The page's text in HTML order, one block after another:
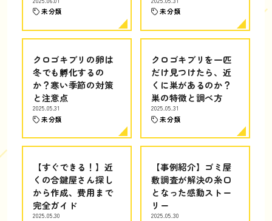
未分類 未分類
クロゴキブリの卵は
冬でも孵化するの
か？寒い季節の対策
と注意点
2025.05.31
未分類
クロゴキブリを一匹
だけ見つけたら、近
くに巣があるのか？
巣の特徴と調べ方
2025.05.31
未分類
【すぐできる！】近
くの合鍵屋さん探し
から作成、費用まで
完全ガイド
2025.05.30
【事例紹介】ゴミ屋
敷調査が解決の糸口
となった感動ストー
リー
2025.05.30